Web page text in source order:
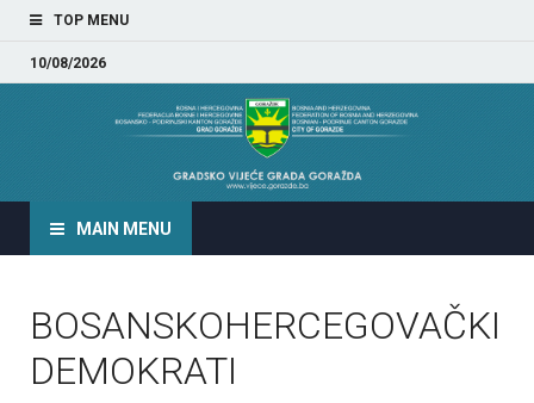
TOP MENU
10/08/2026
GRADSKO VIJEĆE GRADA
MAIN MENU
BOSANSKOHERCEGOVAČKI
DEMOKRATI